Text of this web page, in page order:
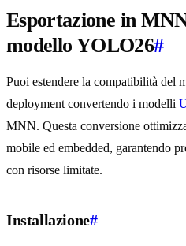
Esportazione in
modello YOLO26#
Puoi estendere la compatibilità del
deployment convertendo i modelli
MNN. Questa conversione
mobile ed embedded, garantendo
con risorse limitate.
Installazione#